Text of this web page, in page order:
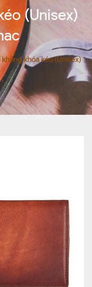
(Unisex)
không khóa kéo (Unisex)